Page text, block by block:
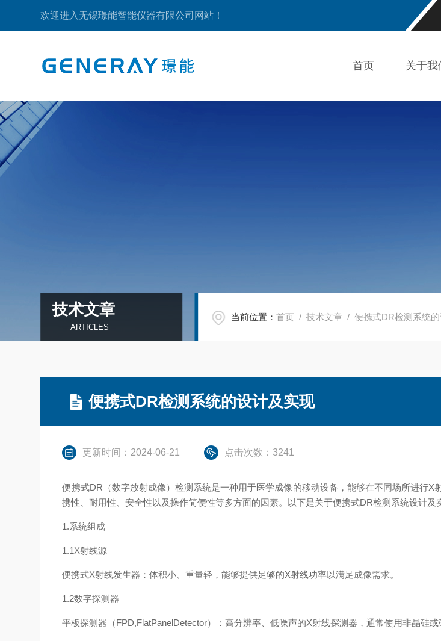
欢迎进入无锡璟能智能仪器有限公司网站！
首页 关于我
技术文章
ARTICLES
当前位置：首页 /技术文章 / 便携式DR检测系统
便携式DR检测系统的设计及实现
更新时间：2024-06-21 点击次数：3241
便携式DR（数字放射成像）检测系统是一种用于医学成像的移动设备，能够在不同场所进行
携性、耐用性、安全性以及操作简便性等多方面的因素。以下是关于便携式DR检测系统设计及
1.系统组成
1.1X射线源
便携式X射线发生器：体积小、重量轻，能够提供足够的X射线功率以满足成像需求。
1.2数字探测器
平板探测器（FPD,FlatPanelDetector）：高分辨率、低噪声的X射线探测器，通常使用非晶硅